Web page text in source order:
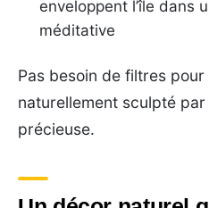
enveloppent l’île dans
méditative
Pas besoin de filtres
naturellement sculpté
précieuse.